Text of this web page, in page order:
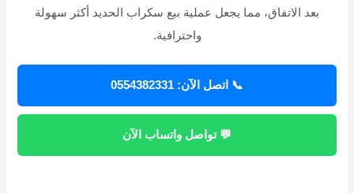
بعد الاتفاق، مما يجعل عملية بيع سكراب الحديد أكثر سهولة
واحترافية.
📞 اتصل الآن: 0554382331
💬 تواصل واتساب الآن